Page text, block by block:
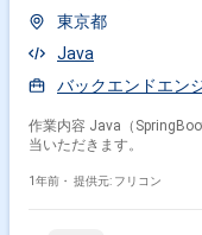
東京都
Java
バックエンドエン
作業内容 Java（
当いただきます。
1年前・ 提供元: フリコン